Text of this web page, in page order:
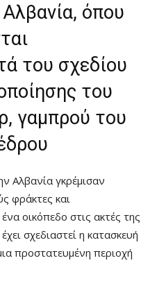
όπου
του σχεδίου
του
γαμπρού του
Αλβανία γκρέμισαν
φράκτες και
οικόπεδο στις ακτές της
σχεδιαστεί η κατασκευή
προστατευμένη περιοχή